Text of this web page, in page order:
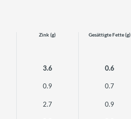
Zink (g) Gesättigte Fette (g)
3.6 0.6
0.9 0.7
2.7 0.9